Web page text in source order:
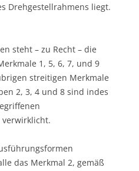
Drehgestellrahmens liegt.
steht – zu Recht – die
1, 5, 6, 7, und 9
streitigen Merkmale
2, 3, 4 und 8 sind indes
das Merkmal 2, gemäß